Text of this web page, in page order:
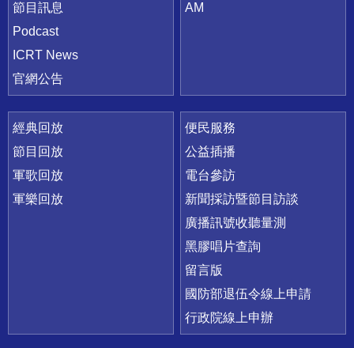
節目訊息
Podcast
ICRT News
官網公告
AM
經典回放
節目回放
軍歌回放
軍樂回放
便民服務
公益插播
電台參訪
新聞採訪暨節目訪談
廣播訊號收聽量測
黑膠唱片查詢
留言版
國防部退伍令線上申請
行政院線上申辦